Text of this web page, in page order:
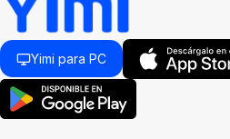
Yimi para PC